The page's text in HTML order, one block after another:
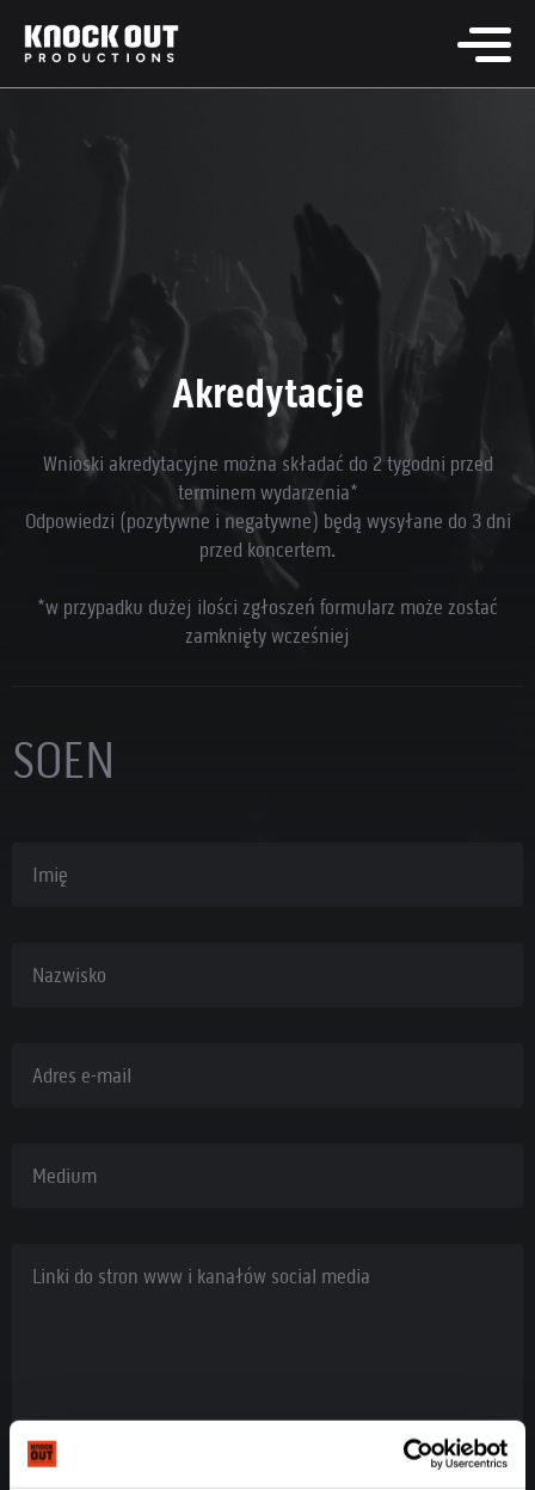
Akredytacje
Wnioski akredytacyjne można składać do 2 tygodni przed
terminem wydarzenia*
Odpowiedzi (pozytywne i negatywne) będą wysyłane do 3 dni
przed koncertem.
*w przypadku dużej ilości zgłoszeń formularz może zostać
zamknięty wcześniej
SOEN
Nazwisko
Adres e-mail
Medium
Linki do stron www i kanałów social media